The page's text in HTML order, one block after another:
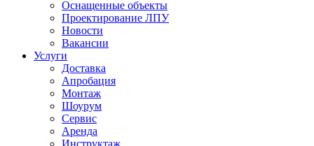
Оснащенные объекты
Проектирование ЛПУ
Новости
Вакансии
Услуги
Доставка
Апробация
Монтаж
Шоурум
Сервис
Аренда
Инструктаж